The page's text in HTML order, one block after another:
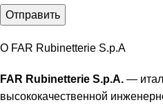
О FAR Rubinetterie S.p.A
FAR Rubinetterie S.p.A. —
высококачественной